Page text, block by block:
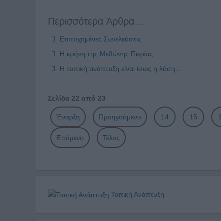
Περισσότερα Άρθρα...
Επιτυχημένες Συνελεύσεις
Η κρήνη της Μεθώνης Πιερίας
Η τοπική ανάπτυξη είναι ίσως η λύση…
Σελίδα 22 από 23
Έναρξη Προηγούμενο 14 15
Επόμενο Τέλος
Τοπική Ανάπτυξη